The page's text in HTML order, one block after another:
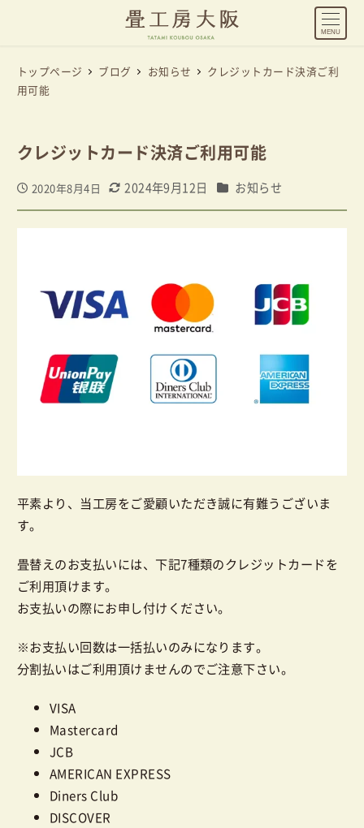
MENU
トップページ ブログ お知らせ
クレジットカード決済ご利
用可能
クレジットカード決済ご利用可能
投稿日
2020年8月4日
更新日
2024年9月12日 カテゴリー
お知らせ
平素より、当工房をご愛顧いただき誠に有難うございま
す。
畳替えのお支払いには、下記7種類のクレジットカードを
ご利用頂けます。
お支払いの際にお申し付けください。
※お支払い回数は一括払いのみになります。
分割払いはご利用頂けませんのでご注意下さい。
VISA
Mastercard
JCB
AMERICAN EXPRESS
Diners Club
DISCOVER